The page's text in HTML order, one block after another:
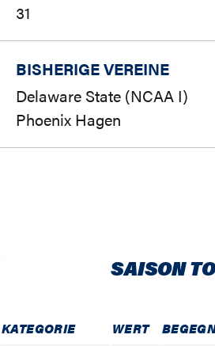
31
BISHERIGE VEREINE
Delaware State (NCAA I)
Phoenix Hagen
SAISON
KATEGORIE WERT